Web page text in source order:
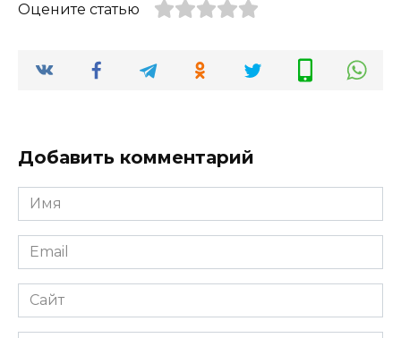
Оцените статью
Добавить комментарий
Имя
Email
Сайт